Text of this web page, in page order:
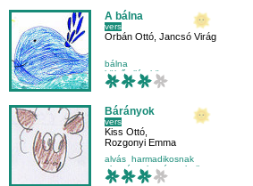
A bálna
vers
Orbán Ottó Jancsó Virág
bálna
külső világ-környezet
mondóka másodikosnak
Bárányok
vers
Kiss Ottó
Rozgonyi Emma
alvás harmadikosnak
olvasás
olvasástechnika